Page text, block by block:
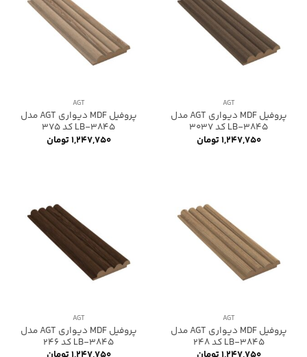
AGT
پروفیل MDF دیواری AGT مدل
LB-3845 کد 3037
۱,۲۴۷,۷۵۰تومان
AGT
پروفیل MDF دیواری AGT مدل
LB-3845 کد 375
۱,۲۴۷,۷۵۰تومان
AGT
پروفیل MDF دیواری AGT مدل
LB-3845 کد 248
AGT
پروفیل MDF دیواری AGT مدل
LB-3845 کد 246